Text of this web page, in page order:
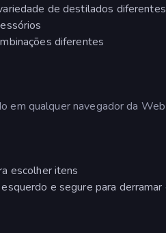
de destilados diferentes
diferentes
em qualquer navegador da
escolher itens
e segure para derramar